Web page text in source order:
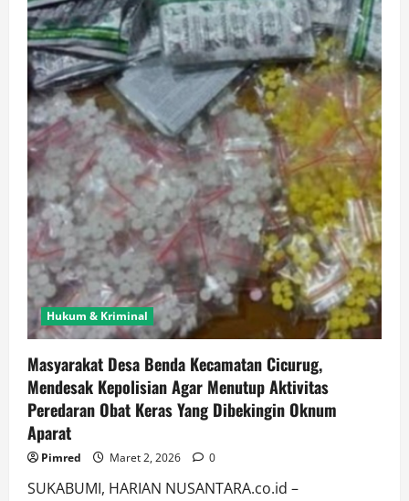
Hukum & Kriminal
Masyarakat Desa Benda Kecamatan Cicurug,
Mendesak Kepolisian Agar Menutup Aktivitas
Peredaran Obat Keras Yang Dibekingin Oknum
Aparat
Pimred Maret 2, 2026 0
SUKABUMI, HARIAN NUSANTARA.co.id –